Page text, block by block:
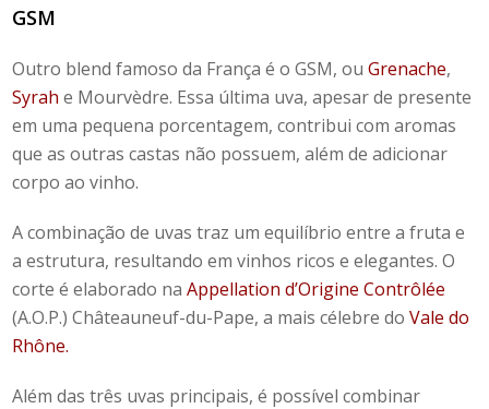
GSM
Outro blendfamoso da França é o GSM, ouGrenache,
Syrah e Mourvèdre. Essa última uva, apesar de presente
em uma pequena porcentagem,contribui com aromas
que as outras castas não possuem, além de adicionar
corpo ao vinho.
A combinação de uvas traz um equilíbrio entre a fruta e
a estrutura, resultando em vinhos ricos e elegantes. O
corte é elaborado naAppellation d’Origine Contrôlée
(A.O.P.) Châteauneuf-du-Pape, a mais célebre doVale do
Rhône.
Além das três uvas principais, é possível combinar